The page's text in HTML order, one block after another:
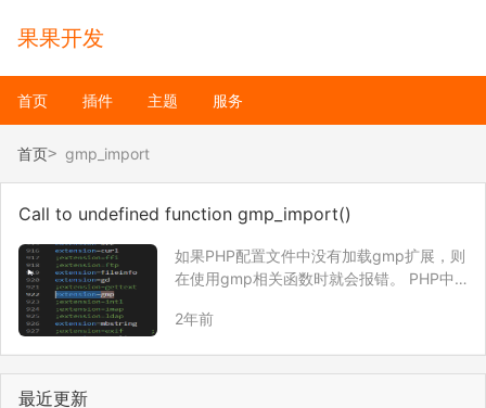
果果开发
首页 插件 主题 服务
首页 gmp_import
Call to undefined function gmp_import()
如果PHP配置文件中没有加载gmp扩展，则
在使用gmp相关函数时就会报错。 PHP中
置文件，删除注释。 extension=gmp 其它
2年前
最近更新